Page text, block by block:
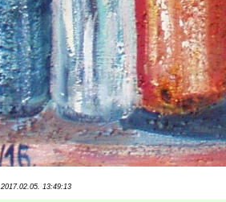
2017.02.05. 13:49:13